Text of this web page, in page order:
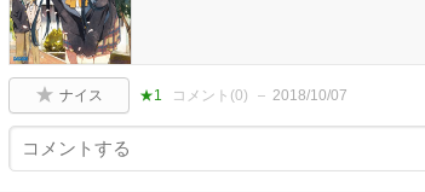
ナイス ★1 コメント(0) 2018/10/07